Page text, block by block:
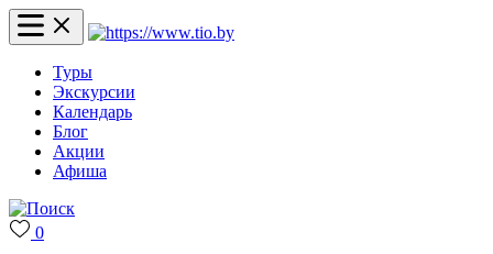
Туры
Экскурсии
Календарь
Блог
Акции
Афиша
0